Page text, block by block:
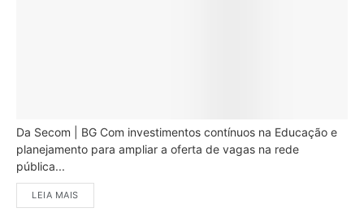
Da Secom | BG Com investimentos contínuos na Educação e
planejamento para ampliar a oferta de vagas na rede
pública...
LEIA MAIS